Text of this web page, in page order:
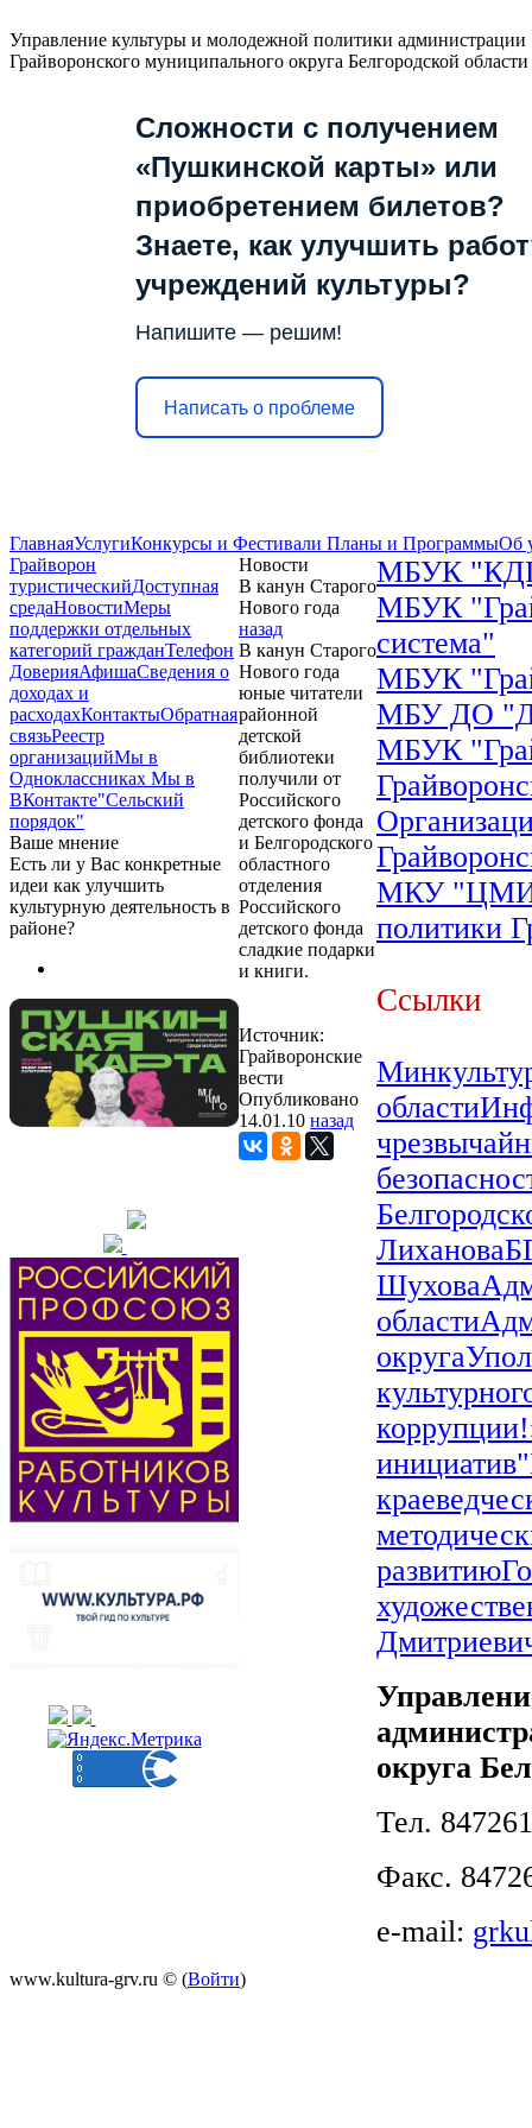
Управление культуры и молодежной политики администрации
Грайворонского муниципального округа Белгородской области
Сложности с получением
«Пушкинской карты» или
приобретением билетов?
Знаете, как улучшить
учреждений культуры?
Напишите — решим!
Написать о проблеме
ГлавнаяУслугиКонкурсы и Фестивали Планы и ПрограммыОб
Грайворон
туристическийДоступная
средаНовостиМеры
поддержки отдельных
категорий гражданТелефон
ДоверияАфишаСведения о
доходах и
расходахКонтактыОбратная
связьРеестр
организацийМы в
Одноклассниках Мы в
ВКонтакте"Сельский
порядок"
Ваше мнение
Есть ли у Вас конкретные
идеи как улучшить
культурную деятельность в
районе?
Новости
В канун Старого
Нового года
назад
В канун Старого
Нового года
юные читатели
районной
детской
библиотеки
получили от
Российского
детского фонда
и Белгородского
областного
отделения
Российского
детского фонда
сладкие подарки
и книги.
Источник:
Грайворонские
вести
Опубликовано
14.01.10 назад
МБУК "КДЦ"
МБУК
система"
МБУК
МБУ ДО
МБУК
МКУ "ЦМИ"
политики
Ссылки
области
Лиханова
Шухова
области
округа
инициатив"
развитию
округа
Тел.
Факс.
e-mail:
www.kultura-grv.ru © (Войти)